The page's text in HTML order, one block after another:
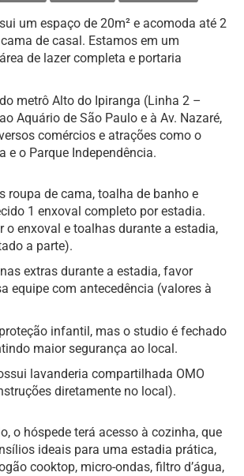
um espaço de 20m² e acomoda até 2
de casal. Estamos em um
de lazer completa e portaria
metrô Alto do Ipiranga (Linha 2 –
Aquário de São Paulo e à Av. Nazaré,
comércios e atrações como o
e o Parque Independência.
roupa de cama, toalha de banho e
1 enxoval completo por estadia.
o enxoval e toalhas durante a estadia,
a parte).
extras durante a estadia, favor
equipe com antecedência (valores à
infantil, mas o studio é fechado
maior segurança ao local.
lavanderia compartilhada OMO
diretamente no local).
o hóspede terá acesso à cozinha, que
ideais para uma estadia prática,
cooktop, micro-ondas, filtro d’água,